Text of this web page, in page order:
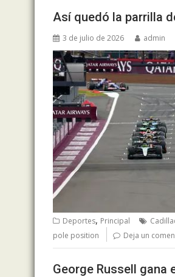
Así quedó la parrilla
3 de julio de 2026 admin
Deportes, Principal
pole position Deja un
George Russell gana